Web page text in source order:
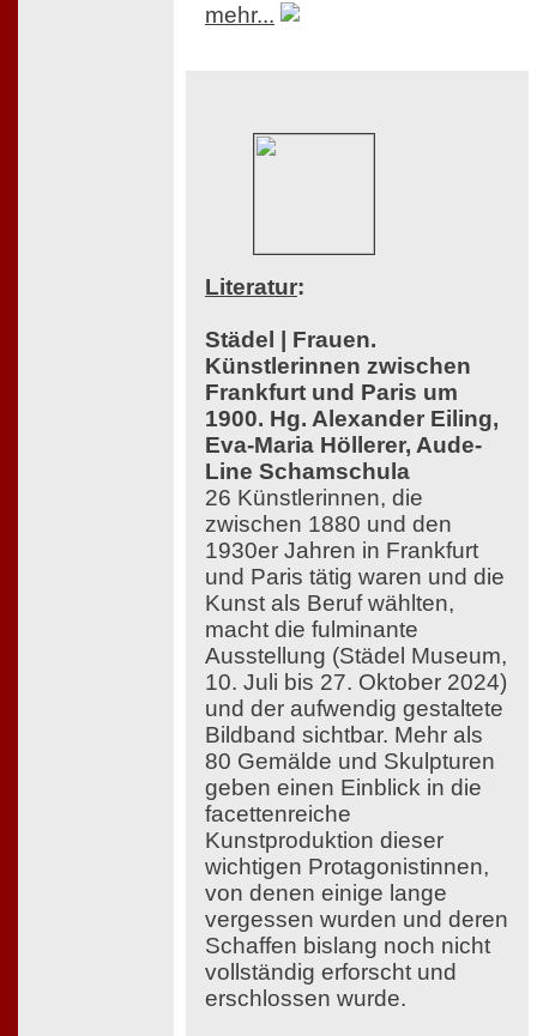
mehr...
Literatur:
Städel | Frauen.
Künstlerinnen zwischen
Frankfurt und Paris um
1900. Hg. Alexander Eiling,
Eva-Maria Höllerer, Aude-
Line Schamschula
26 Künstlerinnen, die
zwischen 1880 und den
1930er Jahren in Frankfurt
und Paris tätig waren und die
Kunst als Beruf wählten,
macht die fulminante
Ausstellung (Städel Museum,
10. Juli bis 27. Oktober 2024)
und der aufwendig gestaltete
Bildband sichtbar. Mehr als
80 Gemälde und Skulpturen
geben einen Einblick in die
facettenreiche
Kunstproduktion dieser
wichtigen Protagonistinnen,
von denen einige lange
vergessen wurden und deren
Schaffen bislang noch nicht
vollständig erforscht und
erschlossen wurde.